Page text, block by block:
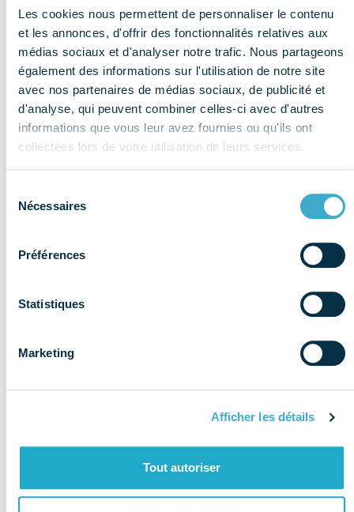
Les cookies nous permettent de personnaliser le contenu
et les annonces, d'offrir des fonctionnalités relatives aux
médias sociaux et d'analyser notre trafic. Nous partageons
également des informations sur l'utilisation de notre site
avec nos partenaires de médias sociaux, de publicité et
d'analyse, qui peuvent combiner celles-ci avec d'autres
informations que vous leur avez fournies ou qu'ils ont
collectées lors de votre utilisation de leurs services.
Nécessaires
Préférences
Statistiques
Marketing
Afficher les détails
Tout autoriser
portée à 50 000 € et revalorisation des dispositifs
d’aide au maintien de l’activité
Gestion partagée des conventionnements des
chirurgiens-dentistes libéraux en zone non
prioritaire
Mise en place de la régulation de l’activité des
dans une zone non prioritaire
établissement de santé médico-social
ans : prise en charge de la pose du vernis fluoré,
mieux accompagner les patients éloignés ou
nécessitant des diagnostics spécialisés